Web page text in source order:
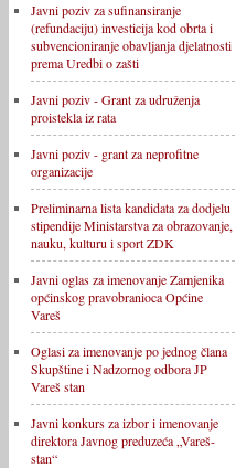
Javni poziv za sufinansiranje
(refundaciju) investicija kod obrta i
subvencioniranje obavljanja djelatnosti
prema Uredbi o zašti
Javni poziv - Grant za udruženja
proistekla iz rata
Javni poziv - grant za neprofitne
organizacije
Preliminarna lista kandidata za dodjelu
stipendije Ministarstva za obrazovanje,
nauku, kulturu i sport ZDK
Javni oglas za imenovanje Zamjenika
općinskog pravobranioca Općine
Vareš
Oglasi za imenovanje po jednog člana
Skupštine i Nadzornog odbora JP
Vareš stan
Javni konkurs za izbor i imenovanje
direktora Javnog preduzeća „Vareš-
stan“